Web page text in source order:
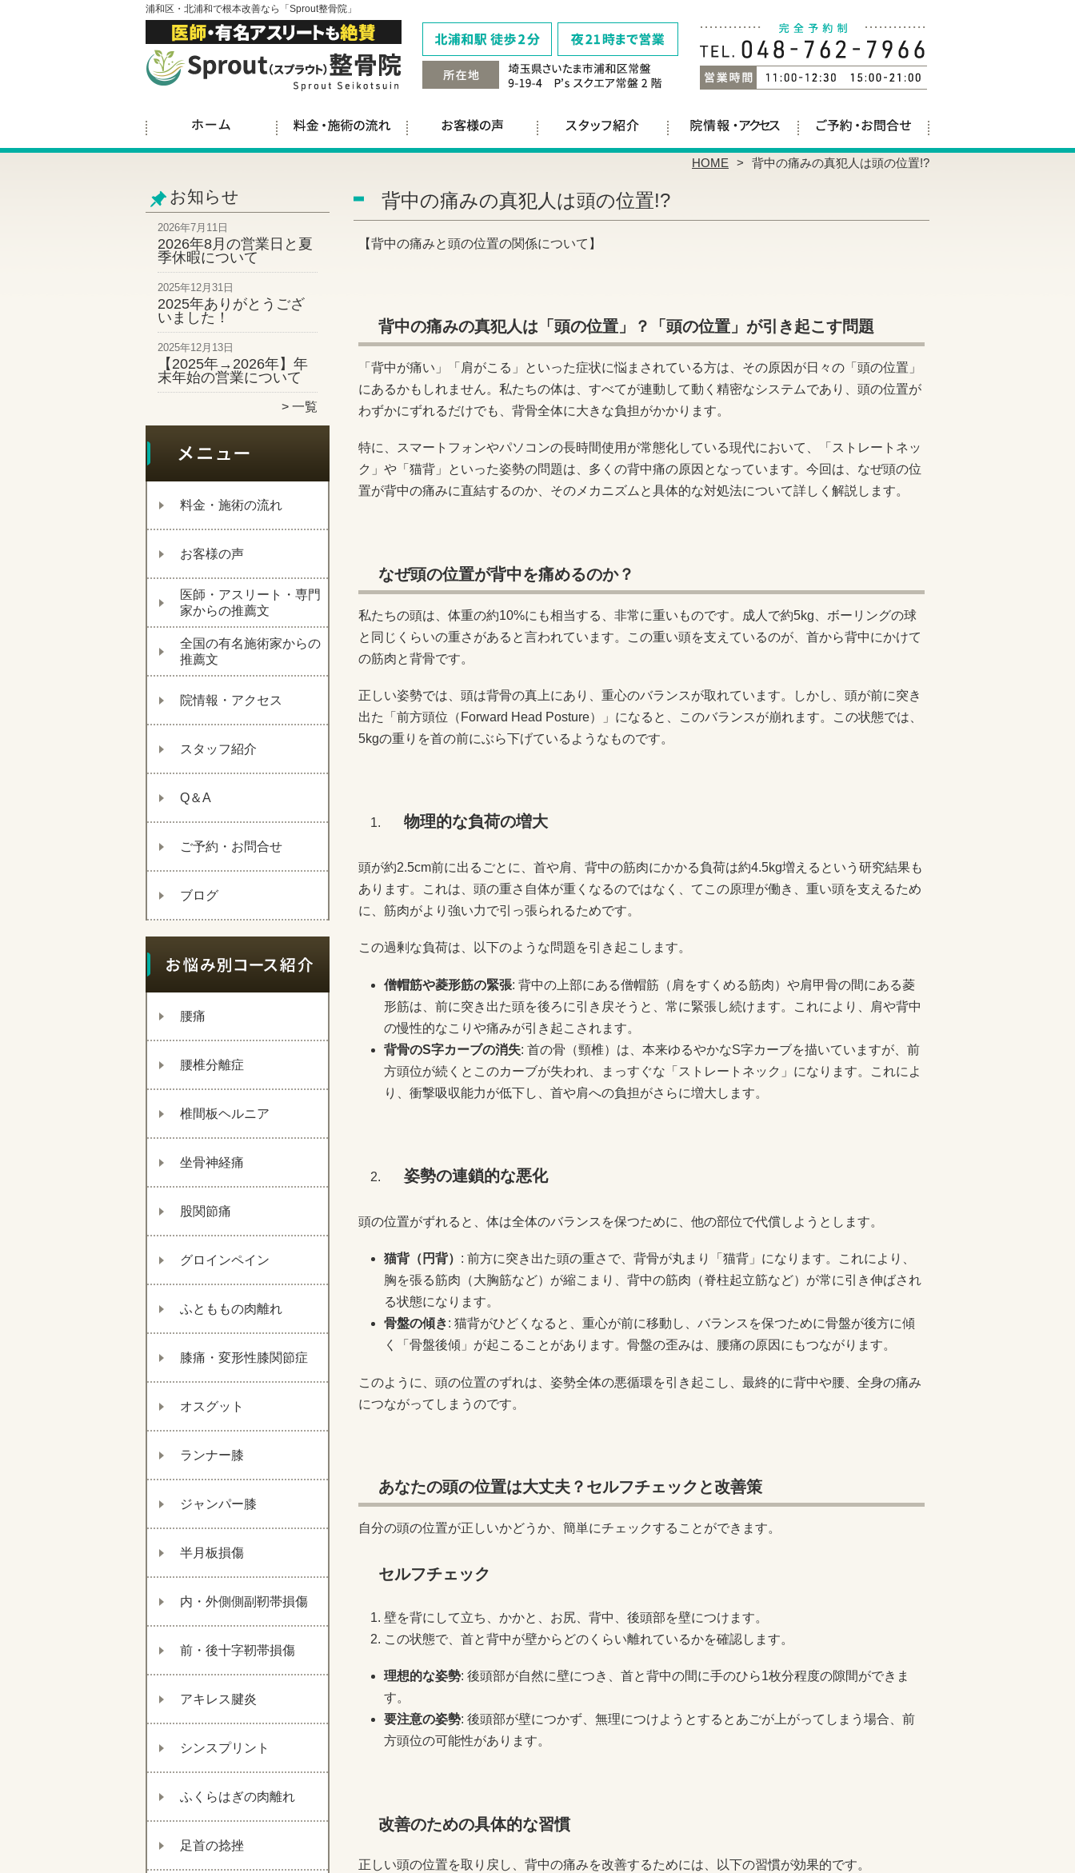
浦和区・北浦和で根本改善なら「Sprout整骨院」
HOME 背中の痛みの真犯人は頭の位置!?
お知らせ
2026年7月11日
2026年8月の営業日と夏
季休暇について
2025年12月31日
2025年ありがとうござ
いました！
2025年12月13日
【2025年→2026年】年
末年始の営業について
一覧
料金・施術の流れ
お客様の声
医師・アスリート・専門
家からの推薦文
全国の有名施術家からの
推薦文
院情報・アクセス
スタッフ紹介
Q＆A
ご予約・お問合せ
ブログ
腰痛
腰椎分離症
椎間板ヘルニア
坐骨神経痛
股関節痛
グロインペイン
ふとももの肉離れ
膝痛・変形性膝関節症
オスグット
ランナー膝
ジャンパー膝
半月板損傷
内・外側側副靭帯損傷
前・後十字靭帯損傷
アキレス腱炎
シンスプリント
ふくらはぎの肉離れ
足首の捻挫
背中の痛みの真犯人は頭の位置!?
【背中の痛みと頭の位置の関係について】
背中の痛みの真犯人は「頭の位置」？「頭の位置」が引き起こす問題
「背中が痛い」「肩がこる」といった症状に悩まされている方は、その原因が日々の「頭の位置」
にあるかもしれません。私たちの体は、すべてが連動して動く精密なシステムであり、頭の位置が
わずかにずれるだけでも、背骨全体に大きな負担がかかります。
特に、スマートフォンやパソコンの長時間使用が常態化している現代において、「ストレートネッ
ク」や「猫背」といった姿勢の問題は、多くの背中痛の原因となっています。今回は、なぜ頭の位
置が背中の痛みに直結するのか、そのメカニズムと具体的な対処法について詳しく解説します。
なぜ頭の位置が背中を痛めるのか？
私たちの頭は、体重の約10%にも相当する、非常に重いものです。成人で約5kg、ボーリングの球
と同じくらいの重さがあると言われています。この重い頭を支えているのが、首から背中にかけて
の筋肉と背骨です。
正しい姿勢では、頭は背骨の真上にあり、重心のバランスが取れています。しかし、頭が前に突き
出た「前方頭位（Forward Head Posture）」になると、このバランスが崩れます。この状態では、
5kgの重りを首の前にぶら下げているようなものです。
物理的な負荷の増大
頭が約2.5cm前に出るごとに、首や肩、背中の筋肉にかかる負荷は約4.5kg増えるという研究結果も
あります。これは、頭の重さ自体が重くなるのではなく、てこの原理が働き、重い頭を支えるため
に、筋肉がより強い力で引っ張られるためです。
この過剰な負荷は、以下のような問題を引き起こします。
僧帽筋や菱形筋の緊張: 背中の上部にある僧帽筋（肩をすくめる筋肉）や肩甲骨の間にある菱
形筋は、前に突き出た頭を後ろに引き戻そうと、常に緊張し続けます。これにより、肩や背中
の慢性的なこりや痛みが引き起こされます。
背骨のS字カーブの消失: 首の骨（頸椎）は、本来ゆるやかなS字カーブを描いていますが、前
方頭位が続くとこのカーブが失われ、まっすぐな「ストレートネック」になります。これによ
り、衝撃吸収能力が低下し、首や肩への負担がさらに増大します。
姿勢の連鎖的な悪化
頭の位置がずれると、体は全体のバランスを保つために、他の部位で代償しようとします。
猫背（円背） : 前方に突き出た頭の重さで、背骨が丸まり「猫背」になります。これにより、
胸を張る筋肉（大胸筋など）が縮こまり、背中の筋肉（脊柱起立筋など）が常に引き伸ばされ
る状態になります。
骨盤の傾き: 猫背がひどくなると、重心が前に移動し、バランスを保つために骨盤が後方に傾
く「骨盤後傾」が起こることがあります。骨盤の歪みは、腰痛の原因にもつながります。
このように、頭の位置のずれは、姿勢全体の悪循環を引き起こし、最終的に背中や腰、全身の痛み
につながってしまうのです。
あなたの頭の位置は大丈夫？セルフチェックと改善策
自分の頭の位置が正しいかどうか、簡単にチェックすることができます。
セルフチェック
壁を背にして立ち、かかと、お尻、背中、後頭部を壁につけます。
この状態で、首と背中が壁からどのくらい離れているかを確認します。
理想的な姿勢: 後頭部が自然に壁につき、首と背中の間に手のひら1枚分程度の隙間ができま
す。
要注意の姿勢: 後頭部が壁につかず、無理につけようとするとあごが上がってしまう場合、前
方頭位の可能性があります。
改善のための具体的な習慣
正しい頭の位置を取り戻し、背中の痛みを改善するためには、以下の習慣が効果的です。